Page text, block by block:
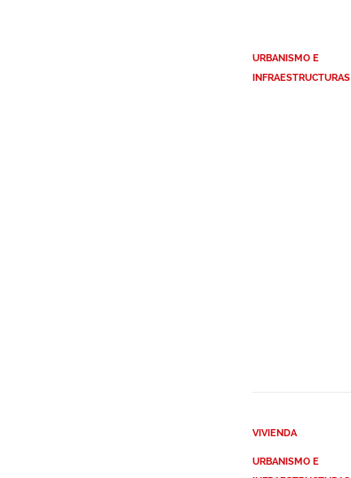
URBANISMO E
INFRAESTRUCTURAS
VIVIENDA
URBANISMO E